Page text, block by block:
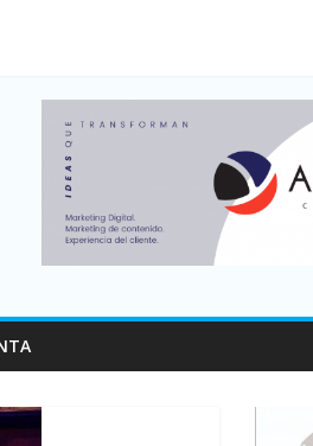
4,6 millones de personas viajaron
interanual